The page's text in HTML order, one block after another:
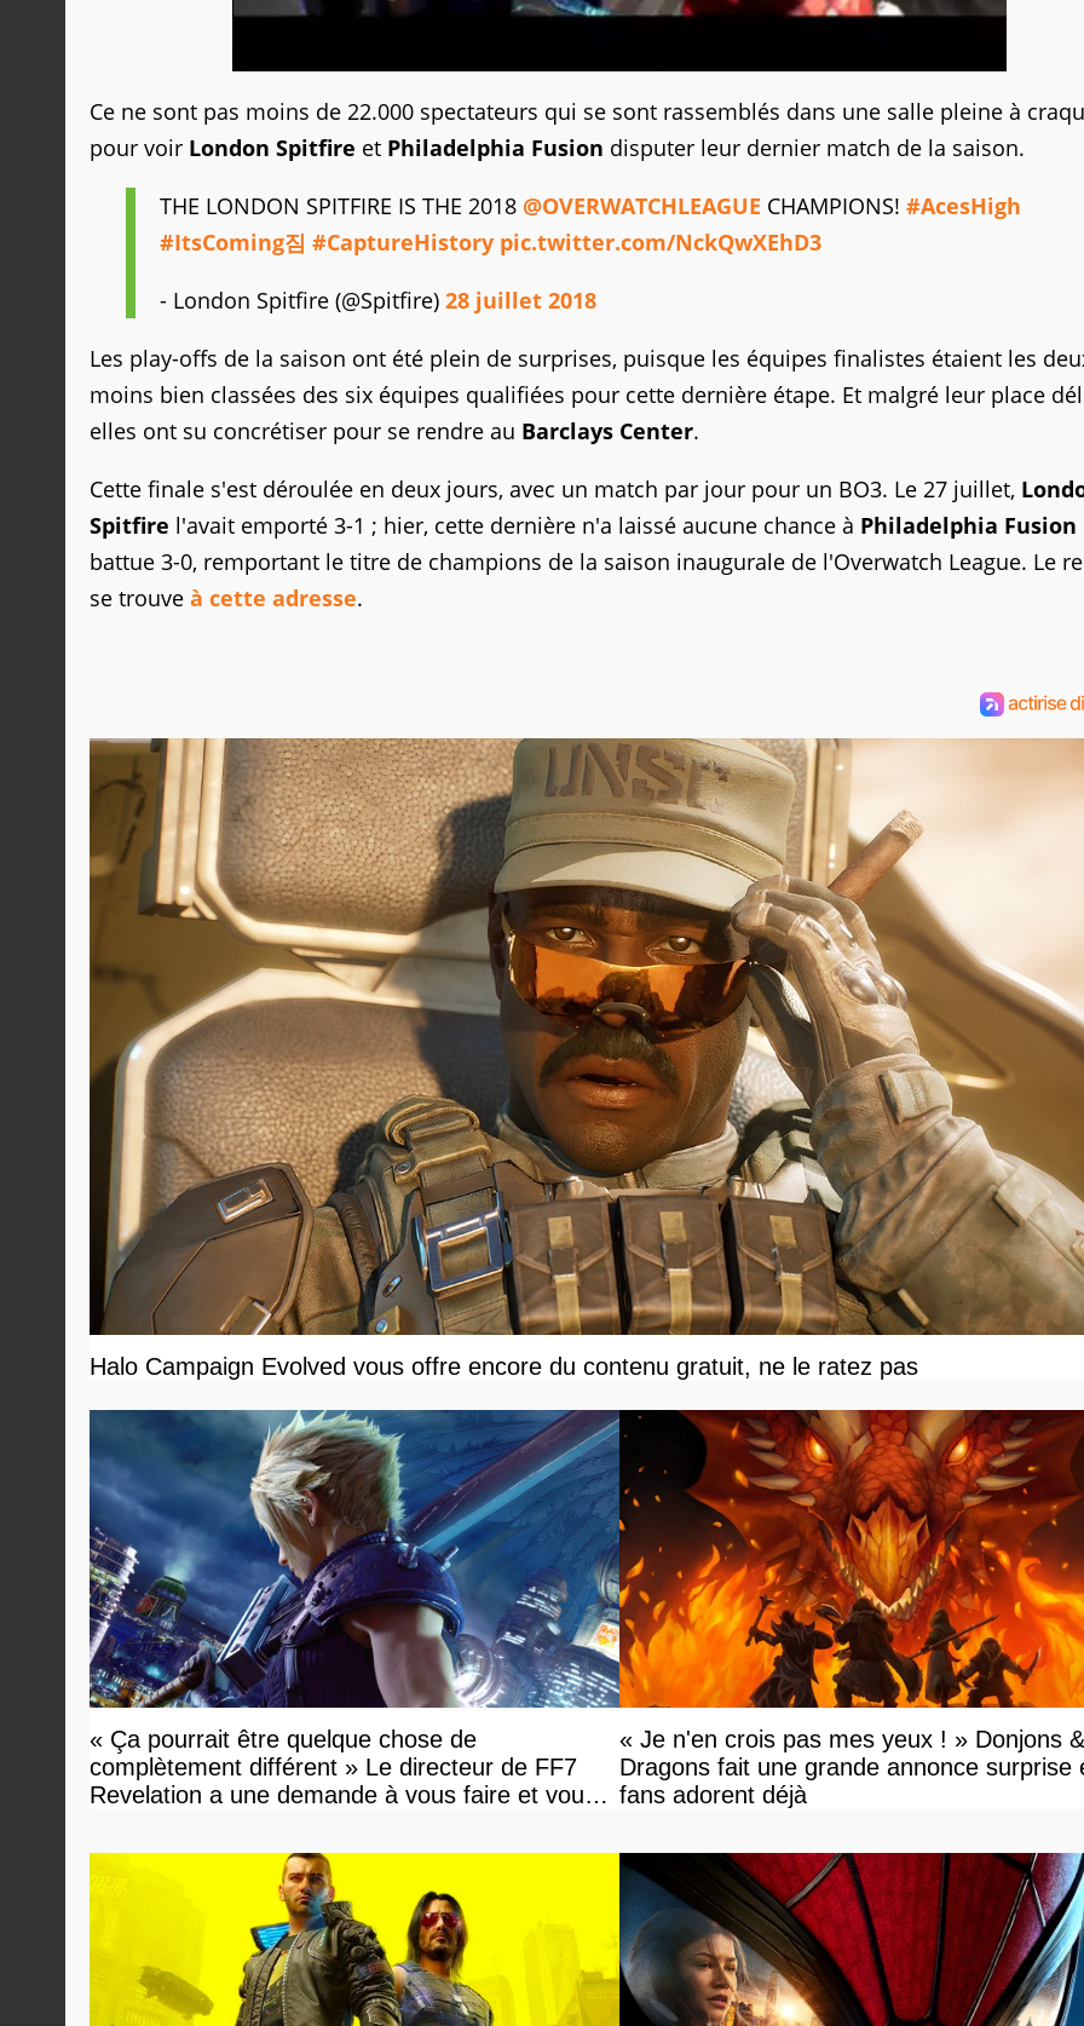
Ce ne sont pas moins de 22.000 spectateurs qui se sont rassemblés dans une salle pleine à
pour voir London Spitfire et Philadelphia Fusion disputer leur dernier match de la saison.
THE LONDON SPITFIRE IS THE 2018 @OVERWATCHLEAGUE CHAMPIONS! #AcesHigh
#ItsComing짐 #CaptureHistory pic.twitter.com/NckQwXEhD3
- London Spitfire (@Spitfire) 28 juillet 2018
Les play-offs de la saison ont été plein de surprises, puisque les équipes finalistes étaient les
moins bien classées des six équipes qualifiées pour cette dernière étape. Et malgré leur place
elles ont su concrétiser pour se rendre au Barclays Center.
Cette finale s'est déroulée en deux jours, avec un match par jour pour un BO3. Le 27 juillet,
Spitfire l'avait emporté 3-1 ; hier, cette dernière n'a laissé aucune chance à Philadelphia Fusion
battue 3-0, remportant le titre de champions de la saison inaugurale de l'Overwatch League. Le
se trouve à cette adresse.
Halo Campaign Evolved vous offre encore du contenu gratuit, ne le ratez pas
« Ça pourrait être quelque chose de
complètement différent » Le directeur de FF7
Revelation a une demande à vous faire et vous
« Je n'en crois pas mes yeux ! » Donjons &
Dragons fait une grande annonce surprise
fans adorent déjà